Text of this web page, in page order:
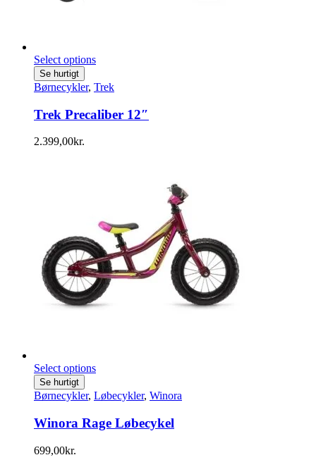
Select options
Se hurtigt
Børnecykler, Trek
Trek Precaliber 12″
2.399,00kr.
Select options
Se hurtigt
Børnecykler, Løbecykler, Winora
Winora Rage Løbecykel
699,00kr.